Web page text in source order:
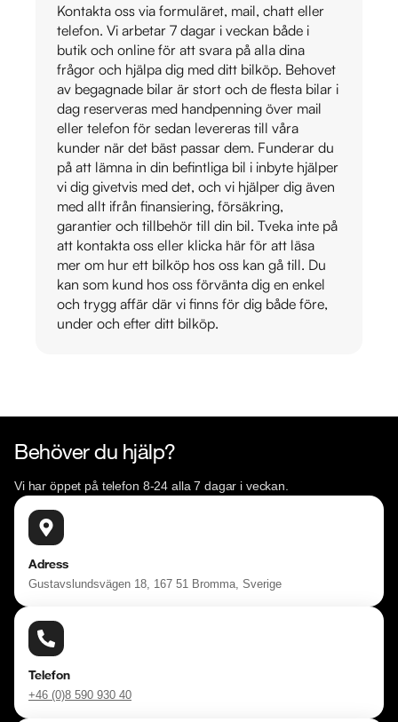
Kontakta oss via formuläret, mail, chatt eller
telefon. Vi arbetar 7 dagar i veckan både i
butik och online för att svara på alla dina
frågor och hjälpa dig med ditt bilköp. Behovet
av begagnade bilar är stort och de flesta bilar i
dag reserveras med handpenning över mail
eller telefon för sedan levereras till våra
kunder när det bäst passar dem. Funderar du
på att lämna in din befintliga bil i inbyte hjälper
vi dig givetvis med det, och vi hjälper dig även
med allt ifrån finansiering, försäkring,
garantier och tillbehör till din bil. Tveka inte på
att kontakta oss eller klicka här för att läsa
mer om hur ett bilköp hos oss kan gå till. Du
kan som kund hos oss förvänta dig en enkel
och trygg affär där vi finns för dig både före,
under och efter ditt bilköp.
Behöver du hjälp?
Vi har öppet på telefon 8-24 alla 7 dagar i veckan.
Adress
Gustavslundsvägen 18, 167 51 Bromma, Sverige
Telefon
+46 (0)8 590 930 40